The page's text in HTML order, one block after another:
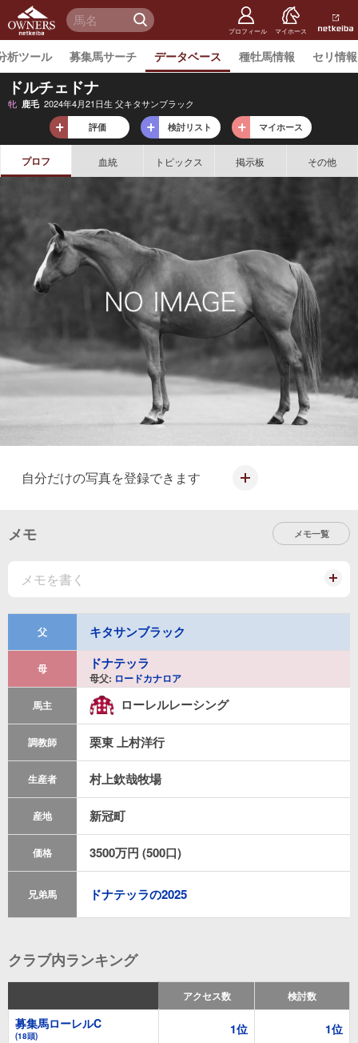
netkeiba
オーナー
ズ プロフィール マイホース
析ツール 募集馬サーチ データベース 種牡馬情報 セリ情報
ドルチェドナ
牝 鹿毛 2024年4月21日生 父キタサンブラック
評価 検討リスト マイホース
プロフ 血統 トピックス 掲示板 その他
自分だけの写真を登録できます
メモ メモ一覧
メモを書く
モ
稿
父 キタサンブラック
母 ドナテッラ
母父: ロードカナロア
馬主
ローレルレーシング
調教師 栗東上村洋行
生産者 村上欽哉牧場
産地 新冠町
価格 3500万円 (500口)
兄弟馬 ドナテッラの2025
クラブ内ランキング
アクセス数 検討数
募集馬ローレルC
(18頭) 1位
1位